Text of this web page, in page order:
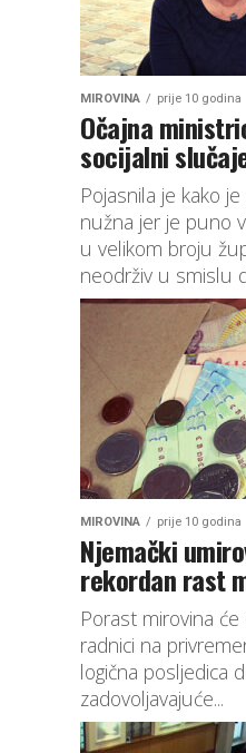
MIROVINA prije 10 godina
Očajna
socijalni
Pojasnila je kako
nužna jer je puno
u velikom broju
neodrživ u smislu
MIROVINA prije 10 godina
Njemački
rekordan rast
Porast mirovina
radnici na
logična posljedica
zadovoljavajuće...